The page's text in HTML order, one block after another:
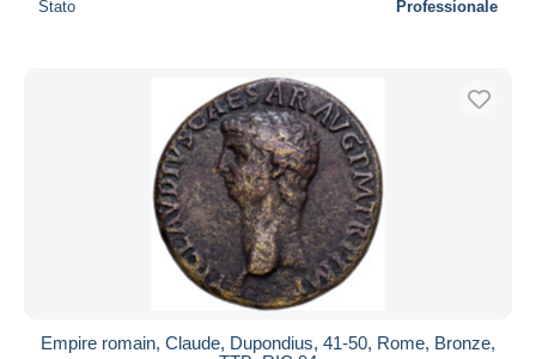
Stato Professionale
Empire romain, Claude, Dupondius, 41-50, Rome, Bronze,